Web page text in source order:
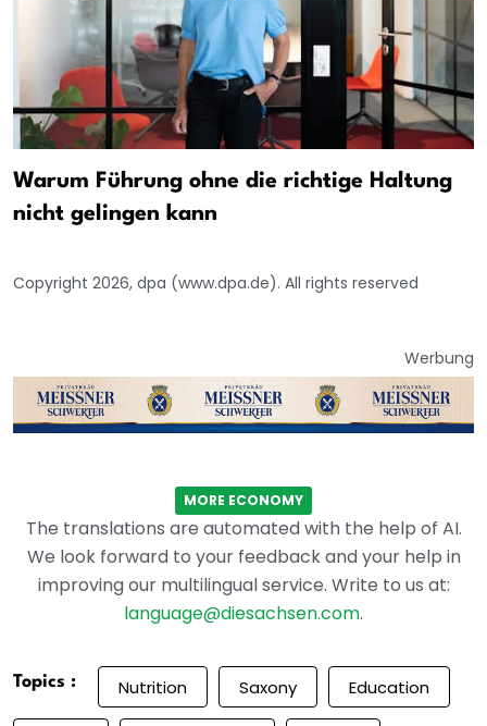
Warum Führung ohne die richtige Haltung
nicht gelingen kann
Copyright 2026, dpa (www.dpa.de). All rights reserved
Werbung
MORE ECONOMY
The translations are automated with the help of AI.
We look forward to your feedback and your help in
improving our multilingual service. Write to us at:
language@diesachsen.com.
Topics : Nutrition Saxony Education